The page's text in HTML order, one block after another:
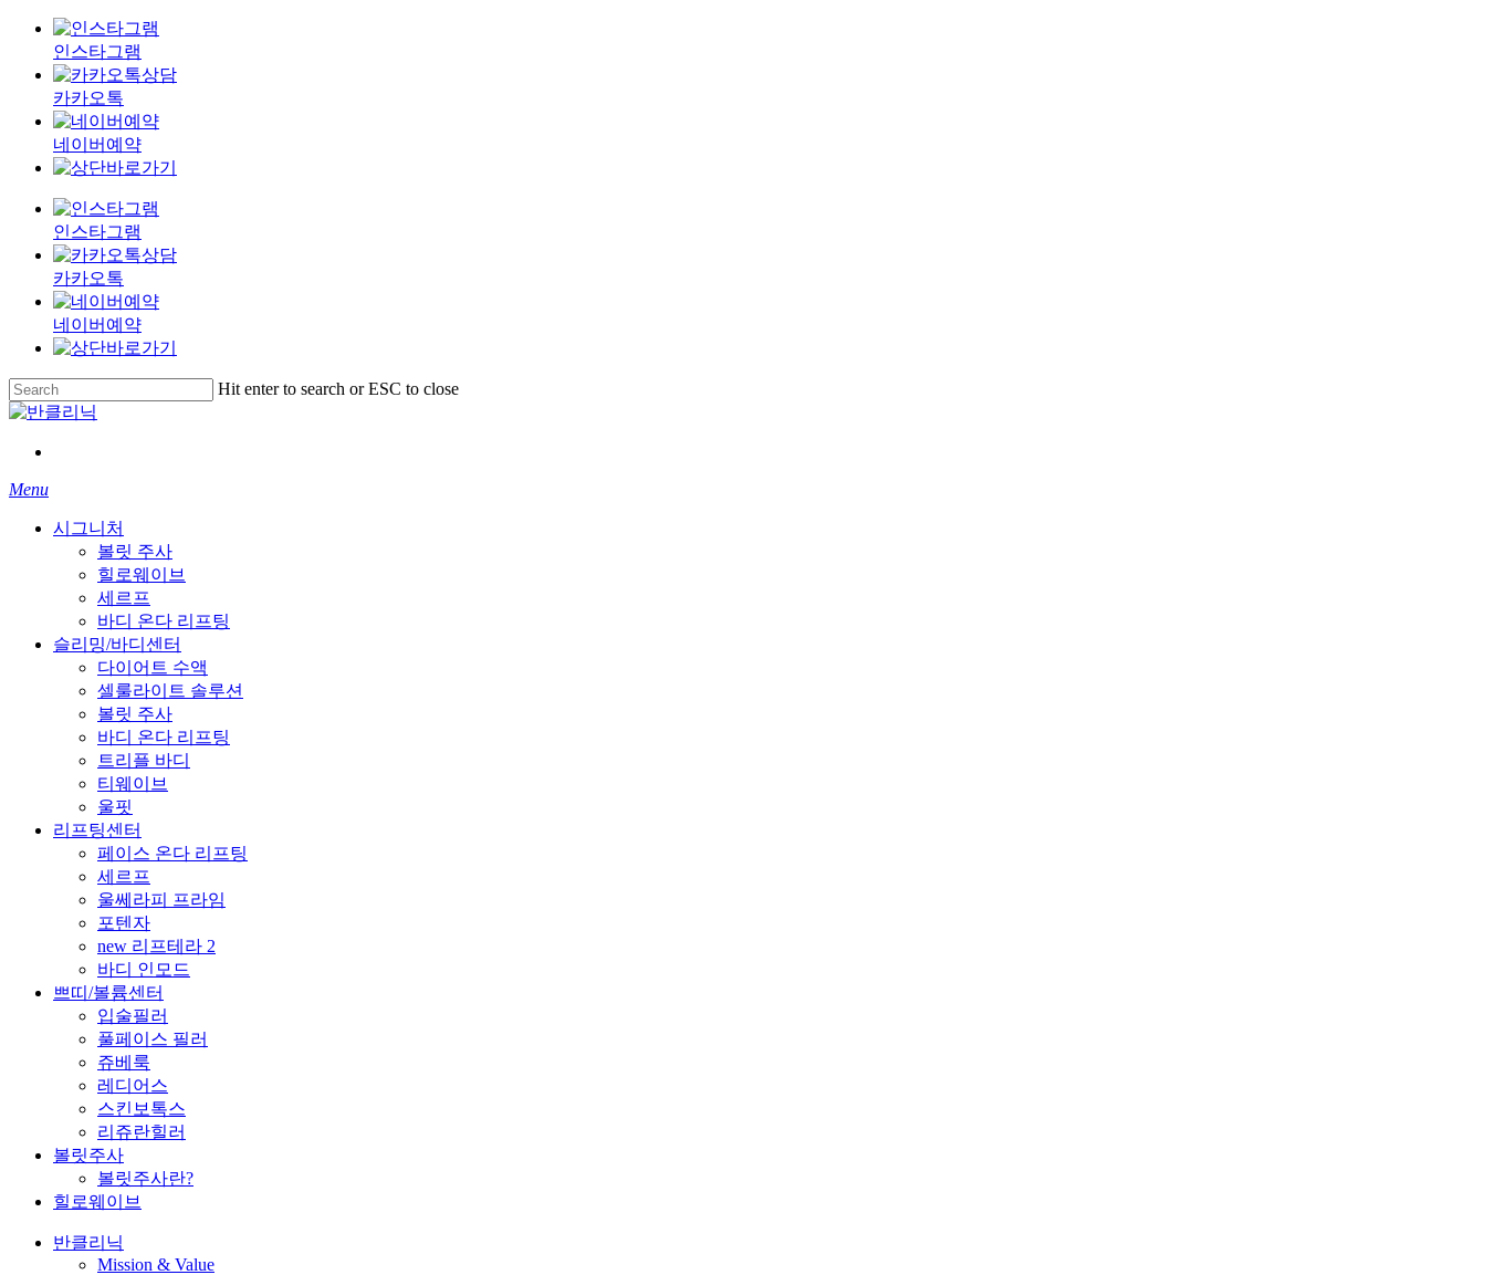
인스타그램
카카오톡
네이버예약
인스타그램
카카오톡
네이버예약
Skip
to
main
content
Hit enter to search or ESC to close
Close
Menu
시그니처
볼릿 주사
힐로웨이브
세르프
바디 온다 리프팅
슬리밍/바디센터
다이어트 수액
셀룰라이트 솔루션
볼릿 주사
바디 온다 리프팅
트리플 바디
티웨이브
울핏
리프팅센터
페이스 온다 리프팅
세르프
울쎄라피 프라임
포텐자
new 리프테라 2
바디 인모드
쁘띠/볼륨센터
입술필러
풀페이스 필러
쥬베룩
레디어스
스킨보톡스
리쥬란힐러
볼릿주사
볼릿주사란?
힐로웨이브
반클리닉
Mission & Value